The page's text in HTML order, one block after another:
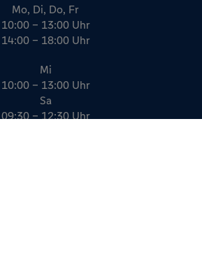
Mo, Di, Do, Fr
10:00 – 13:00 Uhr
14:00 – 18:00 Uhr
Mi
10:00 – 13:00 Uhr
Sa
09:30 – 12:30 Uhr